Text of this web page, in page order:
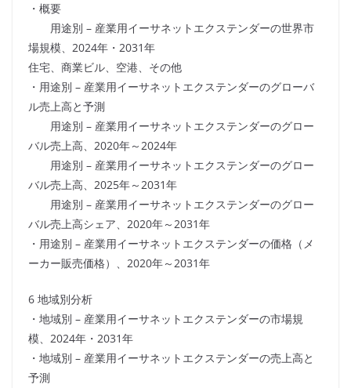
・概要
用途別 – 産業用イーサネットエクステンダーの世界市
場規模、2024年・2031年
住宅、商業ビル、空港、その他
・用途別 – 産業用イーサネットエクステンダーのグローバ
ル売上高と予測
用途別 – 産業用イーサネットエクステンダーのグロー
バル売上高、2020年～2024年
用途別 – 産業用イーサネットエクステンダーのグロー
バル売上高、2025年～2031年
用途別 – 産業用イーサネットエクステンダーのグロー
バル売上高シェア、2020年～2031年
・用途別 – 産業用イーサネットエクステンダーの価格（メ
ーカー販売価格）、2020年～2031年
6 地域別分析
・地域別 – 産業用イーサネットエクステンダーの市場規
模、2024年・2031年
・地域別 – 産業用イーサネットエクステンダーの売上高と
予測